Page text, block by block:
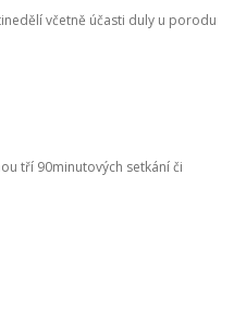
včetně účasti duly u porodu
tří 90minutových setkání či